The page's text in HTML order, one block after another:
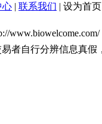
心 | 联系我们 | 设为首页
者自行分辨信息真